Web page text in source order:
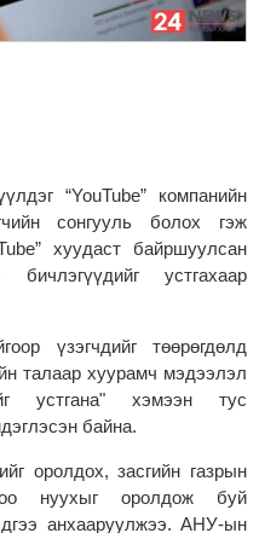
“YouTube” компанийн
сонгууль болох гэж
хуудаст байршуулсан
устгахаар
үзэгчдийг төөрөгдөлд
талаар хуурамч мэдээлэл
устгана" хэмээн тус
байна.
оролдох, засгийн газрын
нуухыг оролдож буй
анхааруулжээ. АНУ-ын